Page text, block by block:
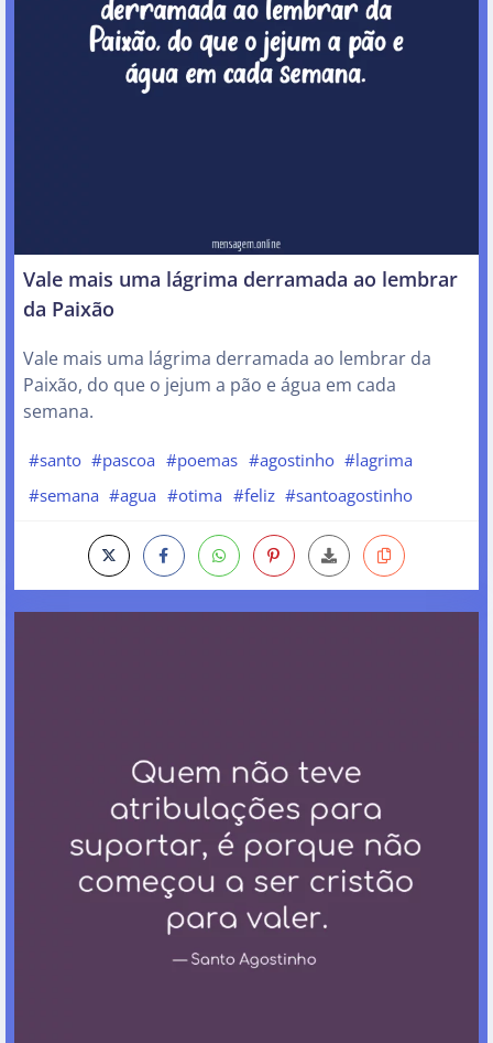
Vale mais uma lágrima derramada ao lembrar
da Paixão
Vale mais uma lágrima derramada ao lembrar da
Paixão, do que o jejum a pão e água em cada
semana.
#santo #pascoa #poemas #agostinho #lagrima
#semana #agua #otima #feliz #santoagostinho